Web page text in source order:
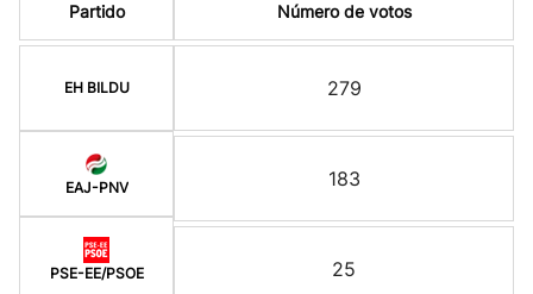
Partido
EH BILDU
EAJ-PNV
PSE-EE/PSOE
Número de votos
279
183
25